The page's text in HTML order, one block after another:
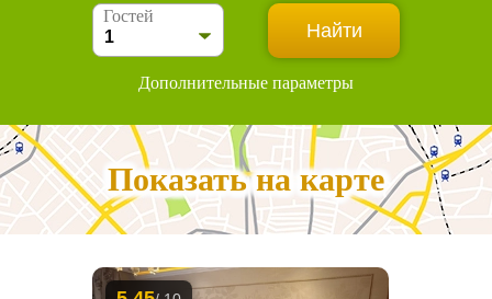
Гостей
Дополнительные параметры
Показать на карте